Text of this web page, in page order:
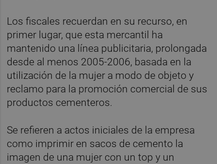
Los fiscales recuerdan en su recurso, en
primer lugar, que esta mercantil ha
mantenido una línea publicitaria, prolongada
desde al menos 2005-2006, basada en la
utilización de la mujer a modo de objeto y
reclamo para la promoción comercial de sus
productos cementeros.
Se refieren a actos iniciales de la empresa
como imprimir en sacos de cemento la
imagen de una mujer con un top y un